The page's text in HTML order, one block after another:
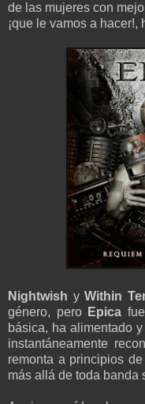
de las mujeres con
¡que le vamos a
Nightwish yWithin
género, pero Epica
básica, ha alimentado
instantáneamente
remonta a principios de
más allá de toda banda